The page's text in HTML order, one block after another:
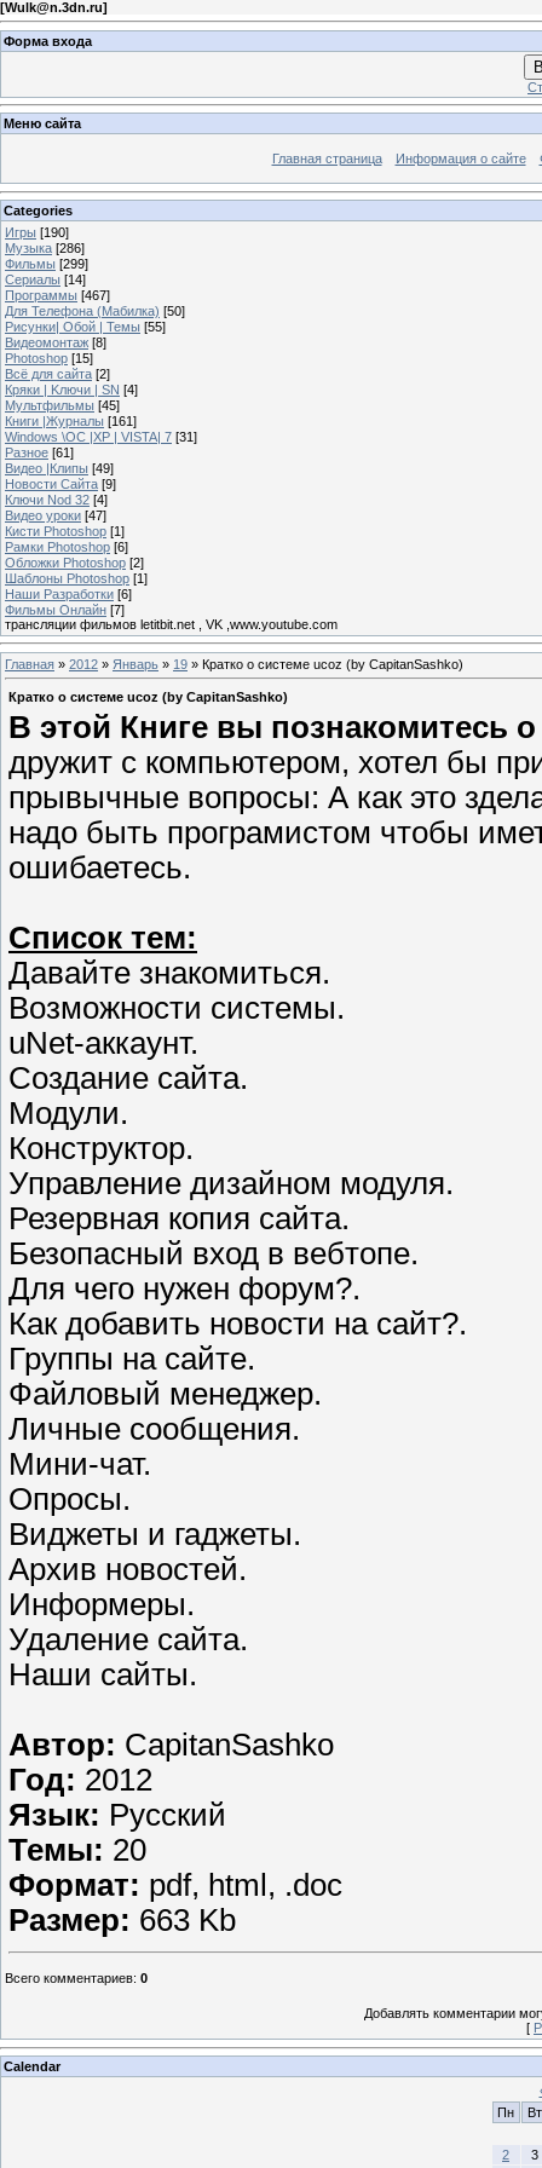
[Wulk@n.3dn.ru]
Форма входа
Меню сайта
Главная страница Информация о сайте
Categories
Игры [190]
Музыка [286]
Фильмы [299]
Сериалы [14]
Программы [467]
Для Телефона (Мабилка) [50]
Рисунки| Обой | Темы [55]
Видеомонтаж [8]
Photoshop [15]
Всё для сайта [2]
Кряки | Kлючи | SN [4]
Мультфильмы [45]
Книги |Журналы [161]
Windows \OC |XP | VISTA| 7 [31]
Разное [61]
Видео |Клипы [49]
Новости Сайта [9]
Ключи Nod 32 [4]
Видео уроки [47]
Кисти Photoshop [1]
Рамки Photoshop [6]
Обложки Photoshop [2]
Шаблоны Photoshop [1]
Наши Разработки [6]
Фильмы Онлайн [7]
трансляции фильмов letitbit.net , VK ,www.youtube.com
Главная » 2012 » Январь » 19 » Кратко о системе ucoz (by CapitanSashko)
Кратко о системе ucoz (by CapitanSashko)
В этой Книге вы познакомитесь
дружит с компьютером, хотел бы
прывычные вопросы: А как это
надо быть програмистом чтобы
ошибаетесь.
Список тем:
Давайте знакомиться.
Возможности системы.
uNet-аккаунт.
Создание сайта.
Модули.
Конструктор.
Управление дизайном модуля.
Резервная копия сайта.
Безопасный вход в вебтопе.
Для чего нужен форум?.
Как добавить новости на сайт?.
Группы на сайте.
Файловый менеджер.
Личные сообщения.
Мини-чат.
Опросы.
Виджеты и гаджеты.
Архив новостей.
Информеры.
Удаление сайта.
Наши сайты.
Автор: CapitanSashko
Год: 2012
Язык: Русский
Темы: 20
Формат: pdf, html, .doc
Размер: 663 Kb
Всего комментариев: 0
Добавлять комментарии
[
Calendar
Пн
Вт
2
3